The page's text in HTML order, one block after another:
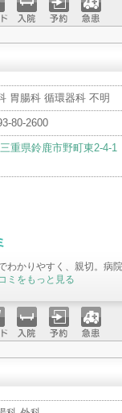
入院 予約 急患
胃腸科 循環器科 不明
80-2600
三重県鈴鹿市野町東2-4-1
わかりやすく、親切。病
ミをもっと見る
入院 予約 急患